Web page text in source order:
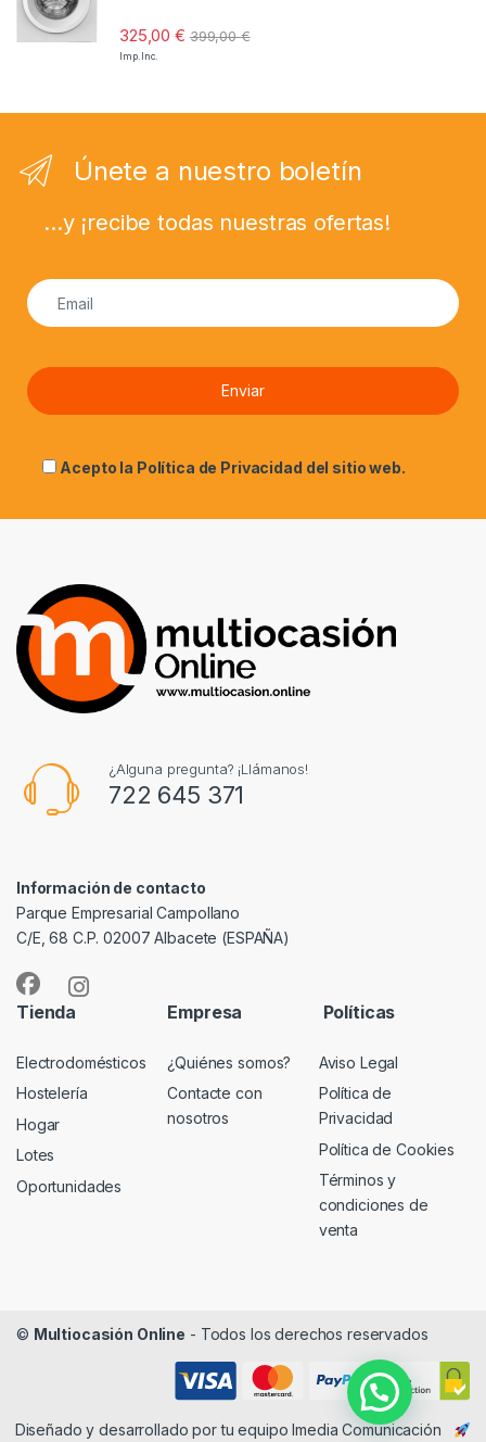
325,00€ 399,00€
Imp. Inc.
Únete a nuestro boletín
...y ¡recibe todas nuestras ofertas!
Acepto la Política de Privacidad del sitio web.
¿Alguna pregunta? ¡Llámanos!
722 645 371
Información de contacto
Parque Empresarial Campollano
C/E, 68 C.P. 02007 Albacete (ESPAÑA)
Tienda
Electrodomésticos
Hostelería
Hogar
Lotes
Oportunidades
Empresa
¿Quiénes somos?
Contacte con
nosotros
Políticas
Aviso Legal
Política de
Privacidad
Política de Cookies
Términos y
condiciones de
venta
© Multiocasión Online - Todos los derechos reservados
Diseñado y desarrollado por tu equipoImedia Comunicación